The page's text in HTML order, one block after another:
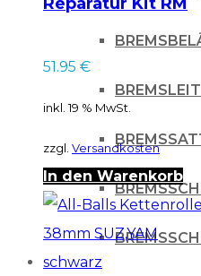
WRF 450 04
51.95 €
inkl. 19 % MwSt.
zzgl. Versandkosten
In den Warenkorb